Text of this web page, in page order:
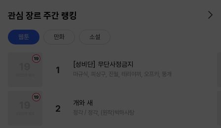
관심 장르 주간 랭킹
웹툰 만화 소설
1
[성비단] 무단사정금지
마규식, 피상구, 진월, 테리야끼, 오프카, 뚱개
2
개와 새
정각 / 정각, (원작)박하사탕